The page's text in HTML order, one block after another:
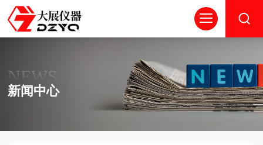
NEWS
新闻中心